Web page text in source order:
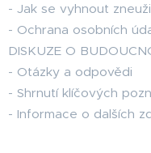
- Jak se vyhnout
- Ochrana osobních
DISKUZE O
- Otázky a odpovědi
- Shrnutí klíčových
- Informace o dalších